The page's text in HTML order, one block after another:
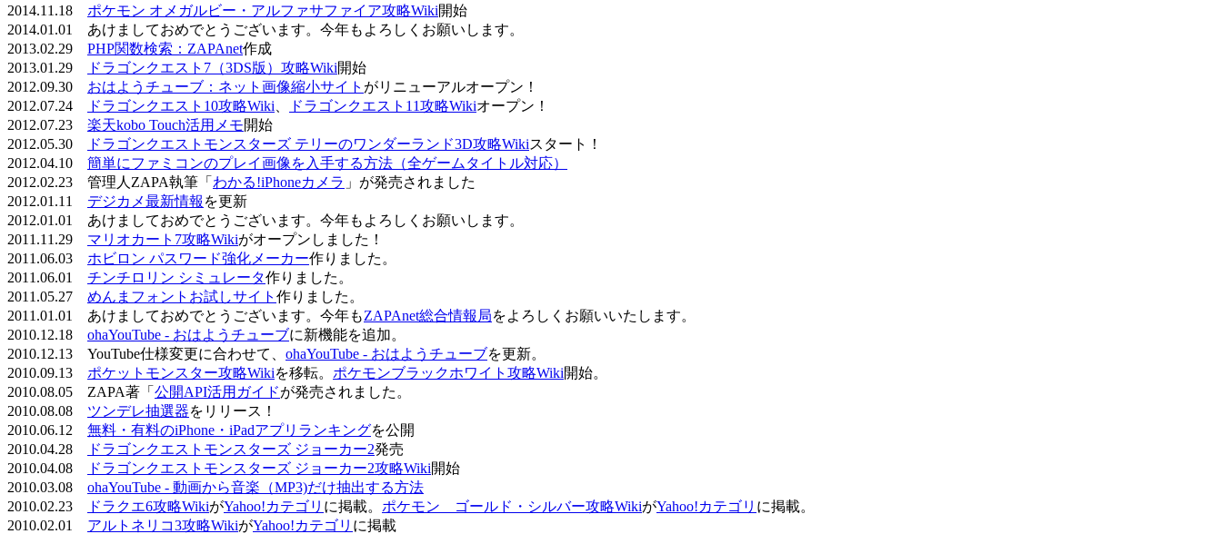
2014.11.18 ポケモン オメガルビー・アルファサファイア攻略Wiki開始
2014.01.01 あけましておめでとうございます。今年もよろしくお願いします。
2013.02.29 PHP関数検索：ZAPAnet作成
2013.01.29
ドラゴンクエスト7（3DS版）攻略Wiki開始
2012.09.30 おはようチューブ：ネット画像縮小サイト がリニューアルオープン！
2012.07.24
ドラゴンクエスト10攻略Wiki ドラゴンクエスト11攻略Wikiオープン！
2012.07.23 楽天kobo Touch活用メモ開始
2012.05.30
ドラゴンクエストモンスターズ テリーのワンダーランド3D攻略Wikiスタート！
2012.04.10 簡単にファミコンのプレイ画像を入手する方法（全ゲームタイトル対応）
2012.02.23 管理人ZAPA執筆「 わかる!iPhoneカメラ 」が発売されました
2012.01.11 デジカメ最新情報 を更新
2012.01.01 あけましておめでとうございます。今年もよろしくお願いします。
2011.11.29 マリオカート7攻略Wikiがオープンしました！
2011.06.03 ホビロン パスワード強化メーカー作りました。
2011.06.01 チンチロリン シミュレータ作りました。
2011.05.27 めんまフォントお試しサイト 作りました。
2011.01.01 あけましておめでとうございます。今年もZAPAnet総合情報局をよろしくお願いいたします。
2010.12.18 ohaYouTube - おはようチューブに新機能を追加。
2010.12.13 YouTube仕様変更に合わせて、 ohaYouTube - おはようチューブを更新。
2010.09.13 ポケットモンスター攻略Wikiを移転。 ポケモンブラックホワイト攻略Wiki開始。
2010.08.05 ZAPA著「 公開API活用ガイドが発売されました。
2010.08.08 ツンデレ抽選器をリリース！
2010.06.12 無料・有料のiPhone・iPadアプリランキングを公開
2010.04.28
ドラゴンクエストモンスターズ ジョーカー2発売
2010.04.08
ドラゴンクエストモンスターズ ジョーカー2攻略Wiki開始
2010.03.08 ohaYouTube - 動画から音楽（MP3)だけ抽出する方法
2010.02.23
ドラクエ6攻略WikiがYahoo!カテゴリ に掲載。 ポケモン ゴールド・シルバー攻略WikiがYahoo!カテゴリ に掲載。
2010.02.01 アルトネリコ3攻略WikiがYahoo!カテゴリ に掲載